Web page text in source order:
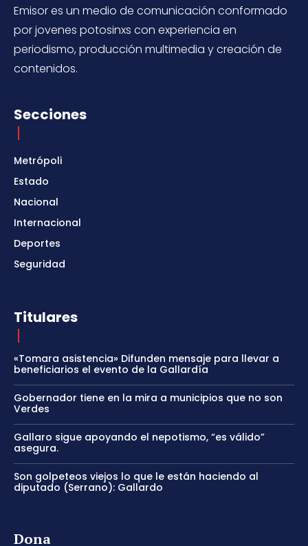
Emisor es un medio de comunicación conformado
por jovenes potosinxs con experiencia en
periodismo, producción multimedia y creación de
contenidos.
Secciones
Metrópoli
Estado
Nacional
Internacional
Deportes
Seguridad
Titulares
«Tomara asistencia» Difunden mensaje para llevar a
beneficiarios el evento de la Gallardía
Gobernador tiene en la mira a municipios que no son
Verdes
Gallaro sigue apoyando el nepotismo, “es válido”
asegura.
Son golpeteos viejos lo que le están haciendo al
diputado (Serrano): Gallardo
Dona